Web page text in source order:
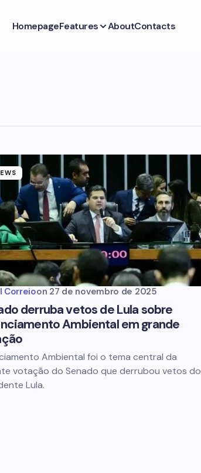
HomepageFeatures AboutContacts
Correioon 27 de novembro de 2025
derruba vetos de Lula sobre
Ambiental em grande
Ambiental foi o tema central da
votação do Senado que derrubou vetos do
Lula.